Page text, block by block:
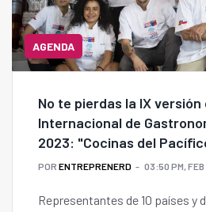
AGENDA
No te pierdas la IX
Internacional de
2023: "Cocinas del
POR ENTREPRENERD 03:50 PM, FEB
Representantes de 10 países y